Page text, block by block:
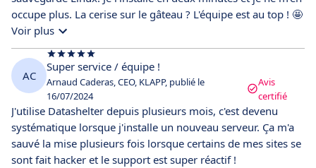
occupe plus. La cerise sur le gâteau ? L'équipe est au top ! 🤩
Voir plus
AC
Super service / équipe !
Arnaud Caderas, CEO, KLAPP, publié le
16/07/2024
Avis
certifié
J'utilise Datashelter depuis plusieurs mois, c'est devenu
systématique lorsque j'installe un nouveau serveur. Ça m'a
sauvé la mise plusieurs fois lorsque certains de mes sites se
sont fait hacker et le support est super réactif !